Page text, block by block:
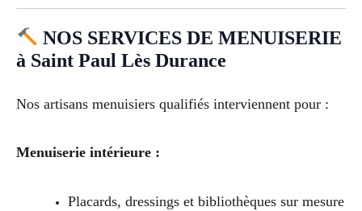
NOS SERVICES DE MENUISERIE
à Saint Paul Lès Durance
Nos artisans menuisiers qualifiés interviennent pour :
Menuiserie intérieure :
Placards, dressings et bibliothèques sur mesure